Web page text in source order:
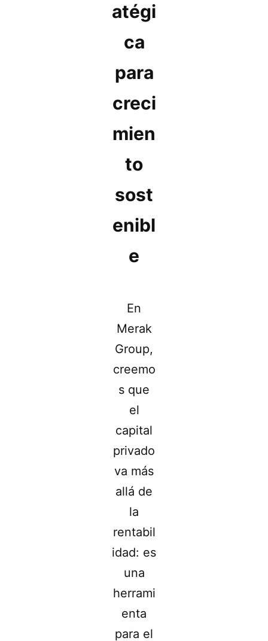
atégi
ca
para
creci
mien
to
sost
enibl
e
En
Merak
Group,
creemo
s que
el
capital
privado
va más
allá de
la
rentabil
idad: es
una
herrami
enta
para el